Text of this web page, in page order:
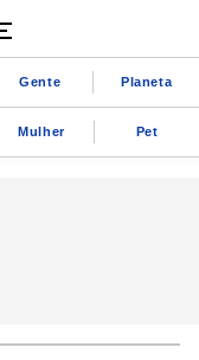
Gente Planeta
Mulher Pet